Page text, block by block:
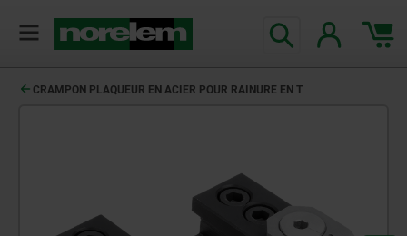
CRAMPON PLAQUEUR EN ACIER POUR RAINURE EN T